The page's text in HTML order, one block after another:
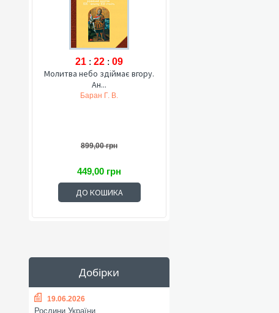
21 : 22 : 08
Молитва небо здіймає вгору.
Ан...
Баран Г. В.
899,00 грн
449,00 грн
ДО КОШИКА
Добірки
19.06.2026
Рослини України